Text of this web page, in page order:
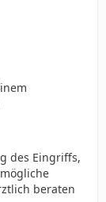
des Eingriffs,
beraten